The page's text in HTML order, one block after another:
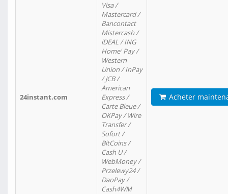
24instant.com
Visa /
Mastercard /
Bancontact
Mistercash /
iDEAL / ING
Home' Pay /
Western
Union / InPay
/ JCB /
American
Express /
Carte Bleue /
OKPay / Wire
Transfer /
Sofort /
BitCoins /
Cash U /
WebMoney /
Przelewy24 /
DaoPay /
Cash4WM
Acheter